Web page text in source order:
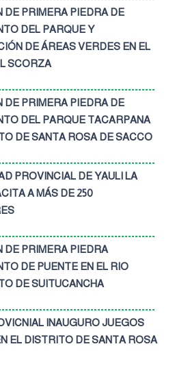
DE PRIMERA PIEDRA DE
DEL PARQUE Y
DE ÁREAS VERDES EN EL
SCORZA
DE PRIMERA PIEDRA DE
DEL PARQUE TACARPANA
DE SANTA ROSA DE SACCO
PROVINCIAL DE YAULI LA
A MÁS DE 250
DE PRIMERA PIEDRA
DE PUENTE EN EL RIO
DE SUITUCANCHA
INAUGURO JUEGOS
EL DISTRITO DE SANTA ROSA